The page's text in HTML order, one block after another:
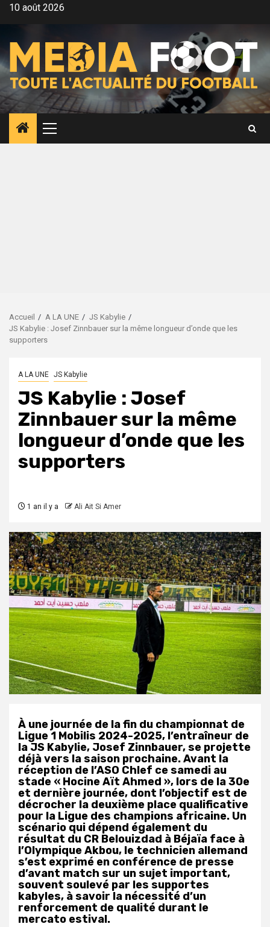
Aller10 août 2026
Menu
principal
Accueil A LA UNE
JS Kabylie
JS Kabylie : Josef Zinnbauer sur la même longueur d’onde que les
supporters
A LA UNE JS Kabylie
JS Kabylie : Josef
Zinnbauer sur la même
longueur d’onde que les
supporters
1 an il y a Ali Ait Si Amer
À une journée de la fin du championnat de
Ligue 1 Mobilis 2024-2025, l’entraîneur de
la JS Kabylie, Josef Zinnbauer, se projette
déjà vers la saison prochaine. Avant la
réception de l’ASO Chlef ce samedi au
stade « Hocine Aït Ahmed », lors de la 30e
et dernière journée, dont l’objectif est de
décrocher la deuxième place qualificative
pour la Ligue des champions africaine. Un
scénario qui dépend également du
résultat du CR Belouizdad à Béjaïa face à
l’Olympique Akbou, le technicien allemand
s’est exprimé en conférence de presse
d’avant match sur un sujet important,
souvent soulevé par les supportes
kabyles, à savoir la nécessité d’un
renforcement de qualité durant le
mercato estival.